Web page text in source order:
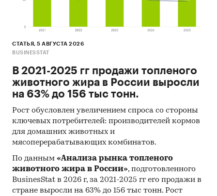
СТАТЬЯ, 5 АВГУСТА 2026
BUSINESSTAT
В 2021-2025 гг продажи топленого
животного жира в России выросли
на 63% до 156 тыс тонн.
Рост обусловлен увеличением спроса со стороны
ключевых потребителей: производителей кормов
для домашних животных и
мясоперерабатывающих комбинатов.
По данным «Анализа рынка топленого
животного жира в России», подготовленного
BusinesStat в 2026 г, за 2021-2025 гг его продажи в
стране выросли на 63% до 156 тыс тонн. Рост